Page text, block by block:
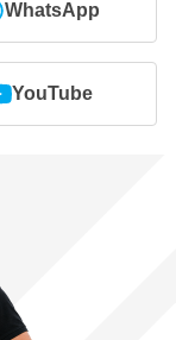
WhatsApp
YouTube